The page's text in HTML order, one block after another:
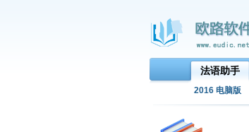
法语助手
2016 电脑版